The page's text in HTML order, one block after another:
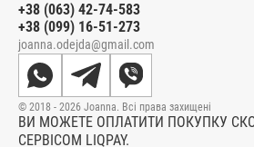
+38 (063) 42-74-583
+38 (099) 16-51-273
joanna.odejda@gmail.com
ВИ МОЖЕТЕ ОПЛАТИТИ ПОКУПКУ
СЕРВІСОМ LIQPAY.
© 2018 - 2026 Joanna. Всі права захищені